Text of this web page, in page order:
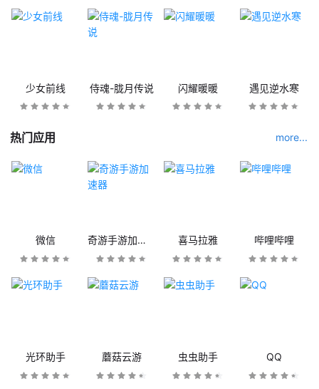
少女前线 侍魂-胧月传说 闪耀暖暖 遇见逆水寒
热门应用 more...
微信 奇游手游加速器 喜马拉雅 哔哩哔哩
光环助手 蘑菇云游 虫虫助手 QQ